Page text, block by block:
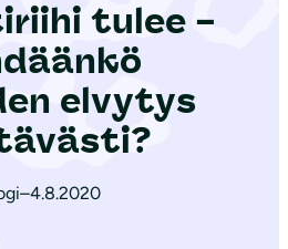
tulee –
elvytys
–4.8.2020